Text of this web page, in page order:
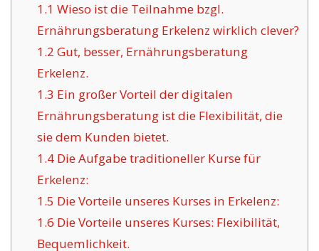
1.1 Wieso ist die Teilnahme bzgl.
Ernährungsberatung Erkelenz wirklich clever?
1.2 Gut, besser, Ernährungsberatung
Erkelenz.
1.3 Ein großer Vorteil der digitalen
Ernährungsberatung ist die Flexibilität, die
sie dem Kunden bietet.
1.4Die Aufgabe traditioneller Kurse für
Erkelenz:
1.5 Die Vorteile unseres Kurses in Erkelenz:
1.6 Die Vorteile unseres Kurses: Flexibilität,
Bequemlichkeit.